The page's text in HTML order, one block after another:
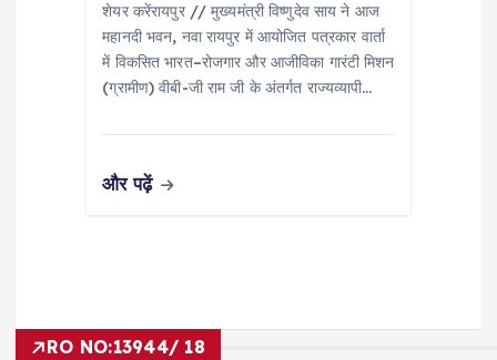
शेयर करेंरायपुर // मुख्यमंत्री विष्णुदेव साय ने आज
महानदी भवन, नवा रायपुर में आयोजित पत्रकार वार्ता
में विकसित भारत–रोजगार और आजीविका गारंटी मिशन
(ग्रामीण) वीबी-जी राम जी के अंतर्गत राज्यव्यापी…
और पढ़ें
RO NO:13944/ 18